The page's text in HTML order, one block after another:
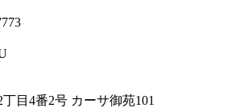
目4番2号 カーサ御苑101